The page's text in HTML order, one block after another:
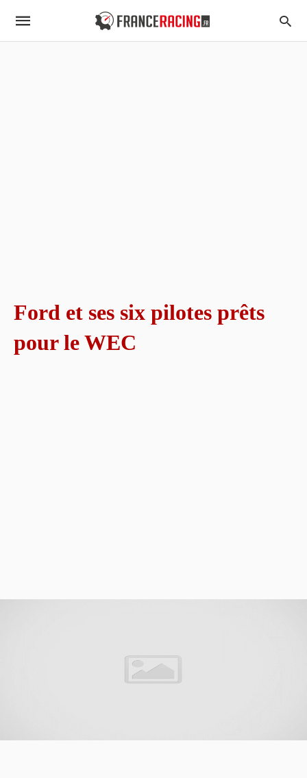
Ford et ses six pilotes prêts
pour le WEC